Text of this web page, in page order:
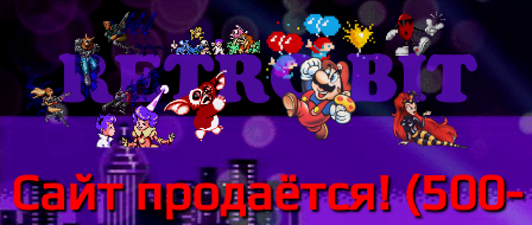
Сайт продаётся! (500-